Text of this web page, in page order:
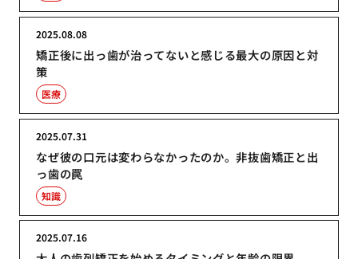
矯正後に出っ歯が治ってないと感じる最大の原因と対
策
2025.08.08
医療
なぜ彼の口元は変わらなかったのか。非抜歯矯正と出
っ歯の罠
2025.07.31
知識
2025.07.16